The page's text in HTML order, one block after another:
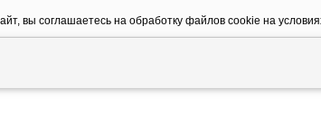
вы соглашаетесь на обработку файлов сookie на